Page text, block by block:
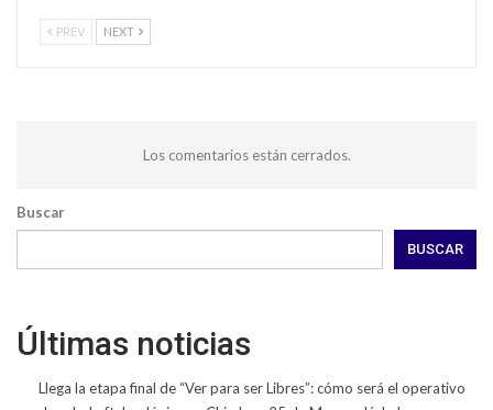
PREV NEXT
Los comentarios están cerrados.
Buscar
BUSCAR
Últimas noticias
Llega la etapa final de “Ver para ser Libres”: cómo será el operativo